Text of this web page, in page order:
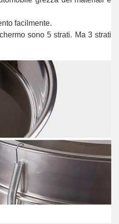
facilmente.
sono 5 strati. Ma 3 strati